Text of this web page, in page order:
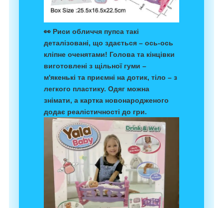
👀 Риси обличчя пупса такі
деталізовані, що здається – ось-ось
кліпне оченятами! Голова та кінцівки
виготовлені з щільної гуми –
м'якенькі та приємні на дотик, тіло – з
легкого пластику. Одяг можна
знімати, а картка новонародженого
додає реалістичності до гри.